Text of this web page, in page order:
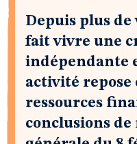
Depuis plus
fait vivre une
indépendante
activité repose
ressources
conclusions de